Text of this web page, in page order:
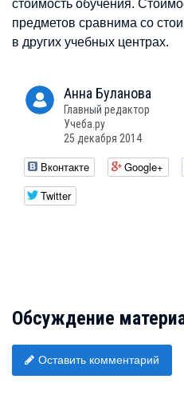
стоимость обучения.
предметов сравнима со
в других учебных центрах.
Анна Буланова
Главный редактор
Учеба.ру
25 декабря 2014
Вконтакте Google+
Twitter
Обсуждение
Оставить комментарий